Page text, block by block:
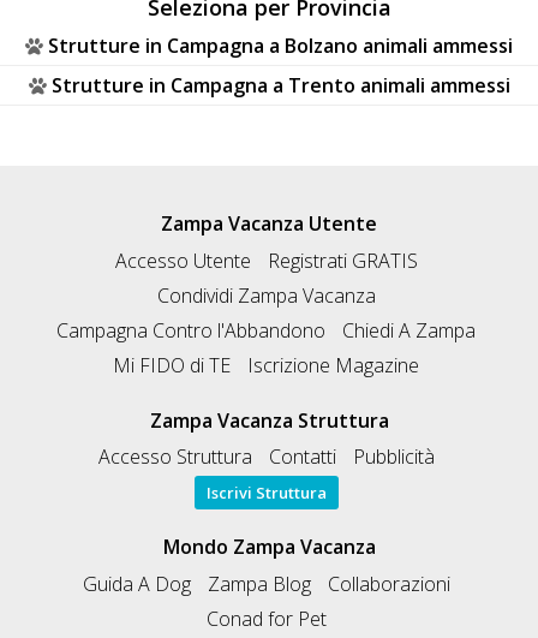
Seleziona per Provincia
Strutture in Campagna a Bolzano animali ammessi
Strutture in Campagna a Trento animali ammessi
Zampa Vacanza Utente
Accesso Utente
Registrati GRATIS
Condividi Zampa Vacanza
Campagna Contro l'Abbandono
Chiedi A Zampa
Mi FIDO di TE
Iscrizione Magazine
Zampa Vacanza Struttura
Accesso Struttura
Contatti Pubblicità
Iscrivi Struttura
Mondo Zampa Vacanza
Guida A Dog
Zampa Blog
Collaborazioni
Conad for Pet